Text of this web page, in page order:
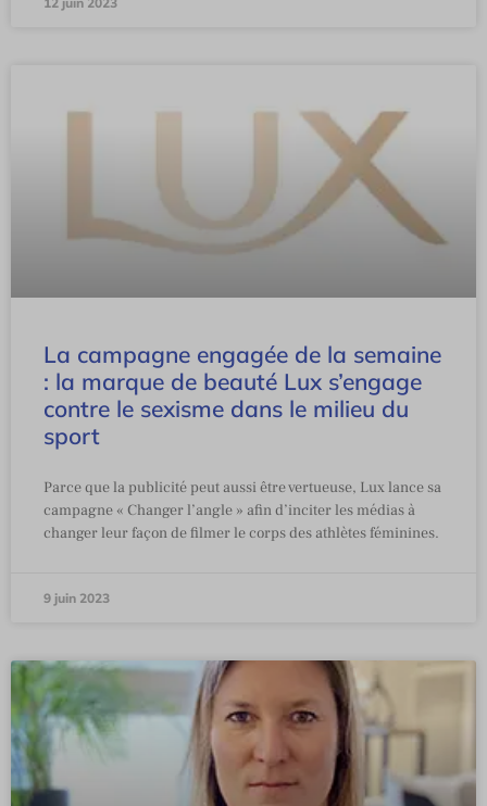
La campagne engagée de la semaine
: la marque de beauté Lux s’engage
contre le sexisme dans le milieu du
sport
Parce que la publicité peut aussi être vertueuse, Lux lance sa
campagne « Changer l’angle » afin d’inciter les médias à
changer leur façon de filmer le corps des athlètes féminines.
9 juin 2023